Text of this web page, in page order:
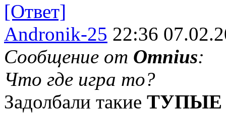
[Ответ]
Andronik-25 22:36
Сообщение от Omnius:
Что где игра то?
Задолбали такие ТУПЫЕ